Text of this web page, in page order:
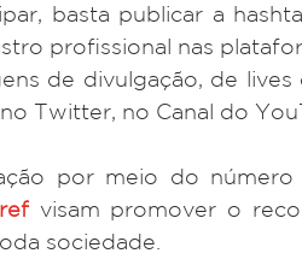
basta publicar a
profissional nas
de divulgação, de
Twitter, no Canal do
visam promover o
sociedade.